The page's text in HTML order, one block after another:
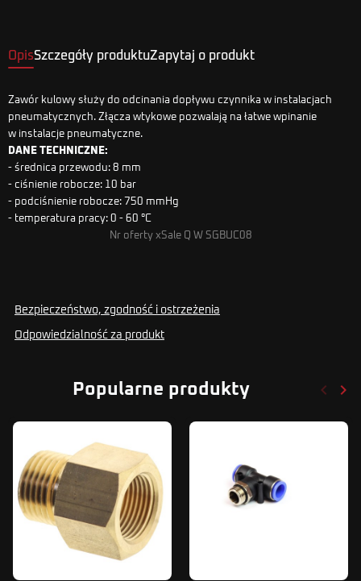
OpisSzczegóły produktuZapytaj o produkt
Zawór kulowy służy do odcinania dopływu czynnika w instalacjach
pneumatycznych. Złącza wtykowe pozwalają na łatwe wpinanie
w instalacje pneumatyczne.
DANE TECHNICZNE:
- średnica przewodu: 8 mm
- ciśnienie robocze: 10 bar
- podciśnienie robocze: 750 mmHg
- temperatura pracy: 0 - 60 °C
Nr oferty xSale Q W SGBUC08
Bezpieczeństwo, zgodność i ostrzeżenia
Odpowiedzialność za produkt
Popularne produkty keyboard_arrow_left keyboard_arrow_right